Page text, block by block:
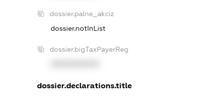
dossier.palne_akciz
dossier.notInList
dossier.bigTaxPayerReg
dossier.declarations.title